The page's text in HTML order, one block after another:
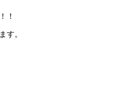
！
す。